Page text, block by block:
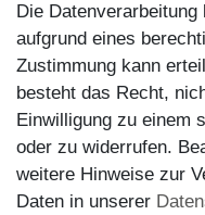
Versand
Die
aufgrund eines
Zustimmung kann
besteht das Recht,
Einwilligung zu einem
oder zu widerrufen.
weitere Hinweise zur
Daten in unserer